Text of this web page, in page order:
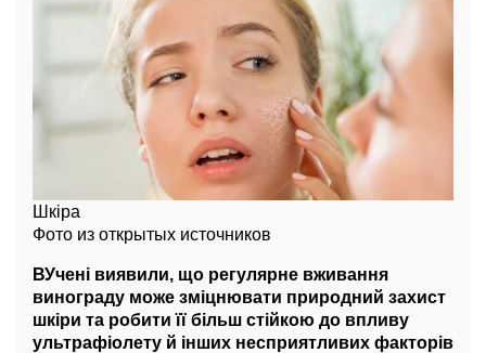
Шкіра
Фото из открытых источников
ВУчені виявили, що регулярне вживання
винограду може зміцнювати природний захист
шкіри та робити її більш стійкою до впливу
ультрафіолету й інших несприятливих факторів